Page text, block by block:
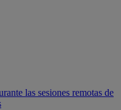
las sesiones remotas de